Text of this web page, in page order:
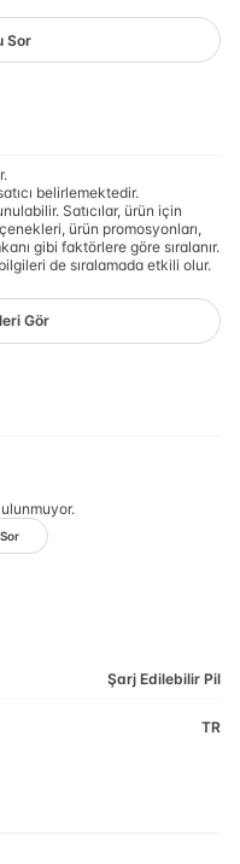
Sor
belirlemektedir.
Satıcılar, ürün için
ürün promosyonları,
gibi faktörlere göre sıralanır.
de sıralamada etkili olur.
Gör
Şarj Edilebilir Pil
TR